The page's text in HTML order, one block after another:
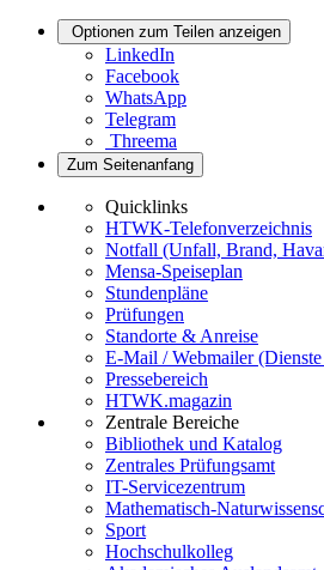
Optionen zum Teilen anzeigen
LinkedIn
Facebook
WhatsApp
Telegram
Threema
Zum Seitenanfang
Quicklinks
HTWK-Telefonverzeichnis
Notfall (Unfall, Brand,
Mensa-Speiseplan
Stundenpläne
Prüfungen
Standorte & Anreise
E-Mail / Webmailer
Pressebereich
HTWK.magazin
Zentrale Bereiche
Bibliothek und Katalog
Zentrales Prüfungsamt
IT-Servicezentrum
Mathematisch-
Sport
Hochschulkolleg